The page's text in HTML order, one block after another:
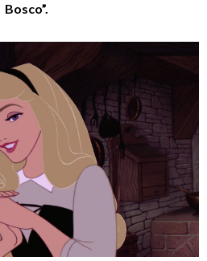
Bosco”.